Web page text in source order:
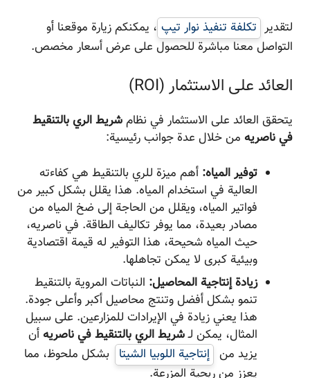
لتقدير تكلفة تنفيذ نوار تیپ ، يمكنكم زيارة موقعنا أو
التواصل معنا مباشرة للحصول على عرض أسعار مخصص.
العائد على الاستثمار (ROI)
يتحقق العائد على الاستثمار في نظامشريط الري بالتنقيط
في ناصریه من خلال عدة جوانب رئيسية:
توفير المياه: أهم ميزة للري بالتنقيط هي كفاءته
العالية في استخدام المياه. هذا يقلل بشكل كبير من
فواتير المياه، ويقلل من الحاجة إلى ضخ المياه من
مصادر بعيدة، مما يوفر تكاليف الطاقة. في ناصریه،
حيث المياه شحيحة، هذا التوفير له قيمة اقتصادية
وبيئية كبرى لا يمكن تجاهلها.
زيادة إنتاجية المحاصيل: النباتات المروية بالتنقيط
تنمو بشكل أفضل وتنتج محاصيل أكبر وأعلى جودة.
هذا يعني زيادة في الإيرادات للمزارعين. على سبيل
المثال، يمكن لـشريط الري بالتنقيط في ناصریهأن
يزيد من إنتاجية اللوبيا الشيتا
بشكل ملحوظ، مما
يعزز من ربحية المزرعة.